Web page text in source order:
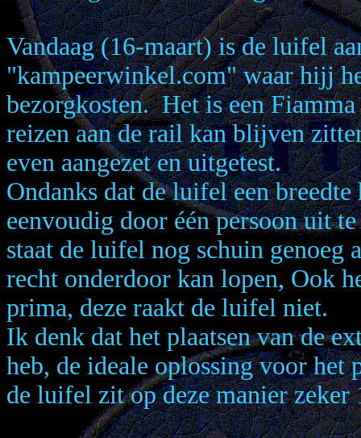
Vandaag (16-maart) is de luifel
"kampeerwinkel.com" waar hijj
bezorgkosten. Het is een
reizen aan de rail kan blijven
even aangezet en uitgetest.
Ondanks dat de luifel een
eenvoudig door één persoon uit
staat de luifel nog schuin genoeg
recht onderdoor kan lopen, Ook
prima, deze raakt de luifel niet.
Ik denk dat het plaatsen van de
heb, de ideale oplossing voor het
de luifel zit op deze manier